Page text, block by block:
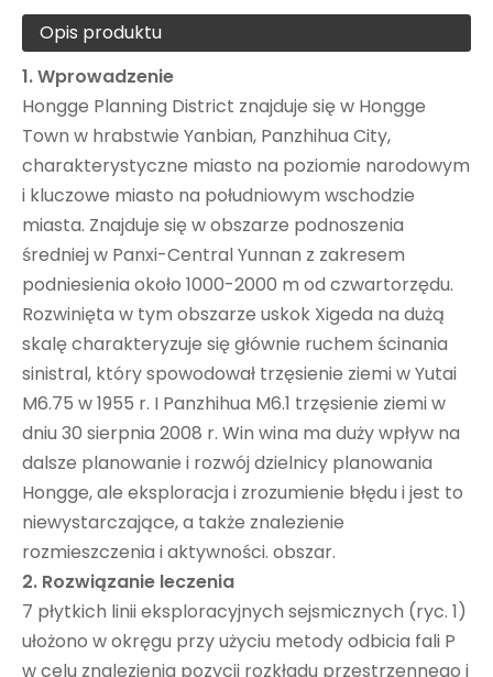
Opis produktu
1. Wprowadzenie
Hongge Planning District znajduje się w Hongge
Town w hrabstwie Yanbian, Panzhihua City,
charakterystyczne miasto na poziomie narodowym
i kluczowe miasto na południowym wschodzie
miasta. Znajduje się w obszarze podnoszenia
średniej w Panxi-Central Yunnan z zakresem
podniesienia około 1000-2000 m od czwartorzędu.
Rozwinięta w tym obszarze uskok Xigeda na dużą
skalę charakteryzuje się głównie ruchem ścinania
sinistral, który spowodował trzęsienie ziemi w Yutai
M6.75 w 1955 r. I Panzhihua M6.1 trzęsienie ziemi w
dniu 30 sierpnia 2008 r. Win wina ma duży wpływ na
dalsze planowanie i rozwój dzielnicy planowania
Hongge, ale eksploracja i zrozumienie błędu i jest to
niewystarczające, a także znalezienie
rozmieszczenia i aktywności. obszar.
2. Rozwiązanie leczenia
7 płytkich linii eksploracyjnych sejsmicznych (ryc. 1)
ułożono w okręgu przy użyciu metody odbicia fali P
w celu znalezienia pozycji rozkładu przestrzennego i